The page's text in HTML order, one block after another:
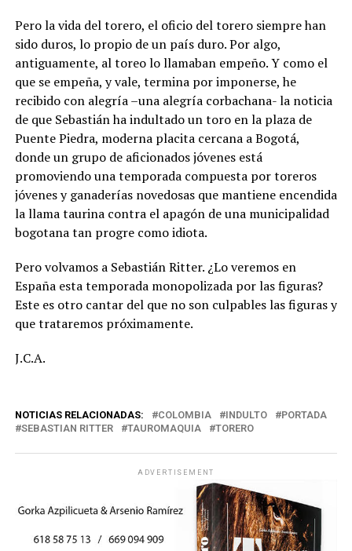
Pero la vida del torero, el oficio del torero siempre han
sido duros, lo propio de un país duro. Por algo,
antiguamente, al toreo lo llamaban empeño. Y como el
que se empeña, y vale, termina por imponerse, he
recibido con alegría –una alegría corbachana- la noticia
de que Sebastián ha indultado un toro en la plaza de
Puente Piedra, moderna placita cercana a Bogotá,
donde un grupo de aficionados jóvenes está
promoviendo una temporada compuesta por toreros
jóvenes y ganaderías novedosas que mantiene encendida
la llama taurina contra el apagón de una municipalidad
bogotana tan progre como idiota.
Pero volvamos a Sebastián Ritter. ¿Lo veremos en
España esta temporada monopolizada por las figuras?
Este es otro cantar del que no son culpables las figuras y
que trataremos próximamente.
J.C.A.
NOTICIAS RELACIONADAS: COLOMBIA INDULTO
PORTADA
SEBASTIAN RITTER
TAUROMAQUIA TORERO
ADVERTISEMENT